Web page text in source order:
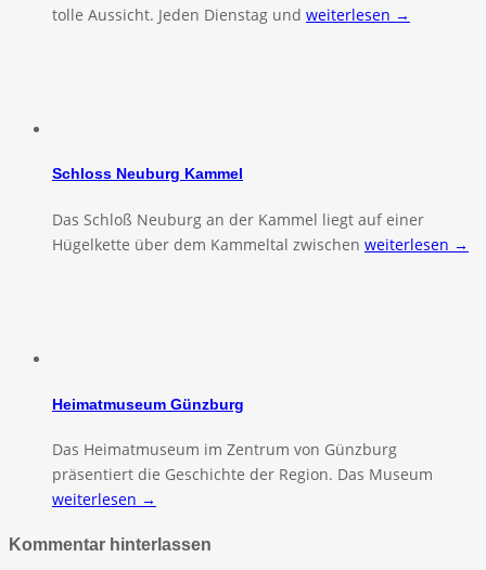
tolle Aussicht. Jeden Dienstag und weiterlesen →
Schloss Neuburg Kammel
Das Schloß Neuburg an der Kammel liegt auf einer
Hügelkette über dem Kammeltal zwischen weiterlesen →
Heimatmuseum Günzburg
Das Heimatmuseum im Zentrum von Günzburg
präsentiert die Geschichte der Region. Das Museum
weiterlesen →
Kommentar hinterlassen